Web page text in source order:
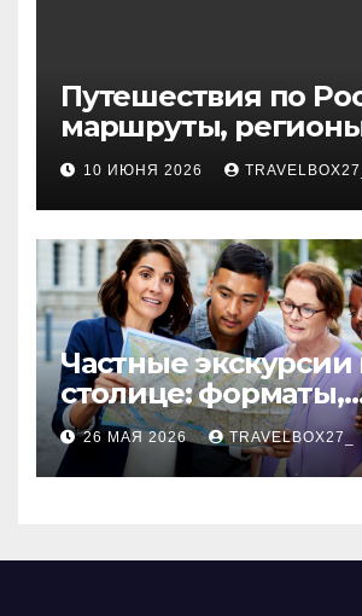
Путешествия по
маршруты,
особенности
10 ИЮНЯ 2026 TRAVELBOX27_
Частные экскурсии
столице: форматы,
маршруты и
организации
26 МАЯ 2026 TRAVELBOX27_